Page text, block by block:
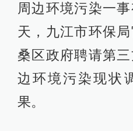
周边环境污染一
天，九江市环保
桑区政府聘请第
边环境污染现状
果。